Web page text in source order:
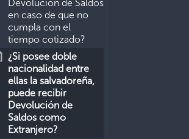
Devolución de Saldos
en caso de que no
cumpla con el
tiempo cotizado?
¿Si posee doble
nacionalidad entre
ellas la salvadoreña,
puede recibir
Devolución de
Saldos como
Extranjero?